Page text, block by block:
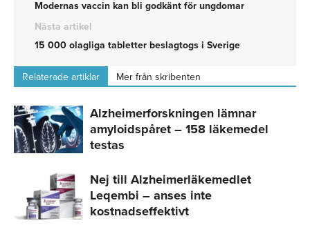
Modernas vaccin kan bli godkänt för ungdomar
Nästa artikel
15 000 olagliga tabletter beslagtogs i Sverige
Relaterade artiklar Mer från skribenten
Alzheimerforskningen lämnar
amyloidspåret – 158 läkemedel
testas
Nej till Alzheimerläkemedlet
Leqembi – anses inte
kostnadseffektivt